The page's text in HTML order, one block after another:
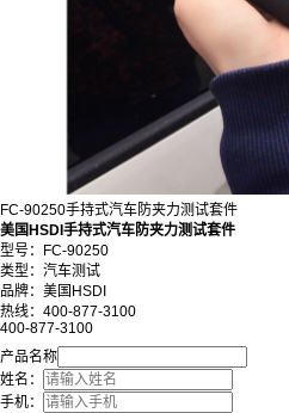
FC-90250手持式汽车防夹力测试套件
美国HSDI手持式汽车防夹力测试套件
型号：FC-90250
类型：汽车测试
品牌：美国HSDI
热线：400-877-3100
400-877-3100
产品名称
姓名：
手机：